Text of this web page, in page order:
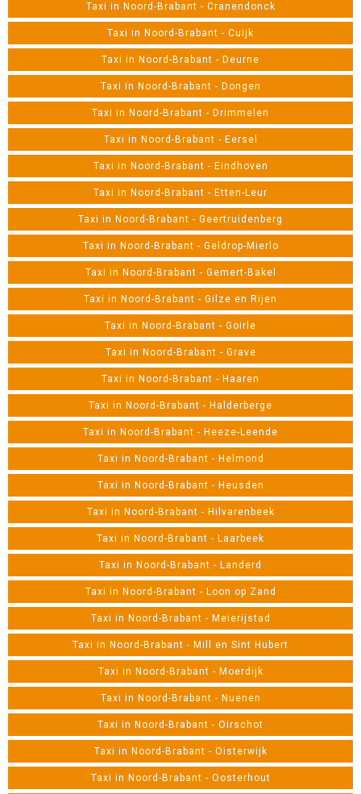
Taxi in Noord-Brabant - Cranendonck
Taxi in Noord-Brabant - Cuijk
Taxi in Noord-Brabant - Deurne
Taxi in Noord-Brabant - Dongen
Taxi in Noord-Brabant - Drimmelen
Taxi in Noord-Brabant - Eersel
Taxi in Noord-Brabant - Eindhoven
Taxi in Noord-Brabant - Etten-Leur
Taxi in Noord-Brabant - Geertruidenberg
Taxi in Noord-Brabant - Geldrop-Mierlo
Taxi in Noord-Brabant - Gemert-Bakel
Taxi in Noord-Brabant - Gilze en Rijen
Taxi in Noord-Brabant - Goirle
Taxi in Noord-Brabant - Grave
Taxi in Noord-Brabant - Haaren
Taxi in Noord-Brabant - Halderberge
Taxi in Noord-Brabant - Heeze-Leende
Taxi in Noord-Brabant - Helmond
Taxi in Noord-Brabant - Heusden
Taxi in Noord-Brabant - Hilvarenbeek
Taxi in Noord-Brabant - Laarbeek
Taxi in Noord-Brabant - Landerd
Taxi in Noord-Brabant - Loon op Zand
Taxi in Noord-Brabant - Meierijstad
Taxi in Noord-Brabant - Mill en Sint Hubert
Taxi in Noord-Brabant - Moerdijk
Taxi in Noord-Brabant - Nuenen
Taxi in Noord-Brabant - Oirschot
Taxi in Noord-Brabant - Oisterwijk
Taxi in Noord-Brabant - Oosterhout